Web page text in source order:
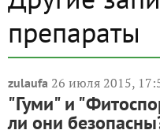
препараты
zulaufa 26 июля 2015,
"Гуми" и
ли они